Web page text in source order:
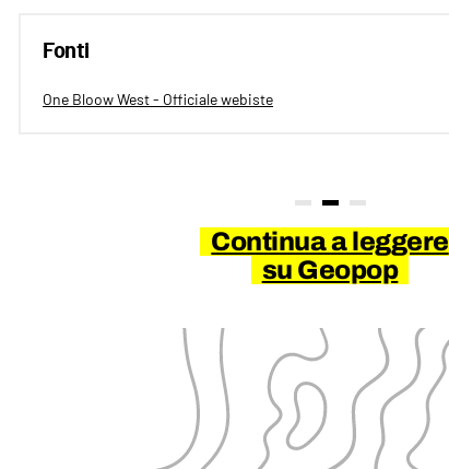
Fonti
One Bloow West - Officiale webiste
Continua a leggere
su Geopop